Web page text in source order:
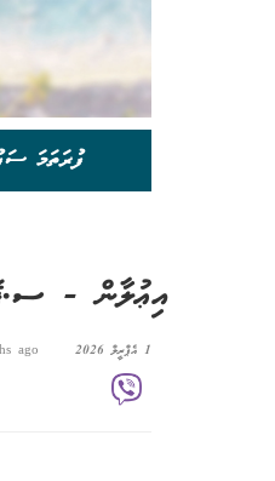
ފުރަތަމަ
އިޢުލާން -
1 އެޕްރީލް 2026 ago